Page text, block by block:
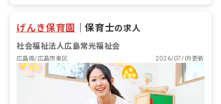
げんき保育園 ｜保育士の求人
社会福祉法人広島常光福祉会
広島県/広島市東区 2026/07/09更新